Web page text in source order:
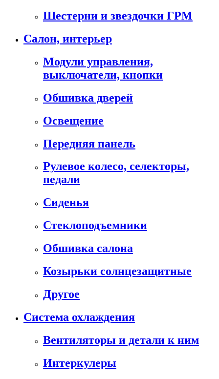
Шестерни и звездочки ГРМ
Салон, интерьер
Модули управления,
выключатели, кнопки
Обшивка дверей
Освещение
Передняя панель
Рулевое колесо, селекторы,
педали
Сиденья
Стеклоподъемники
Обшивка салона
Козырьки солнцезащитные
Другое
Система охлаждения
Вентиляторы и детали к ним
Интеркулеры